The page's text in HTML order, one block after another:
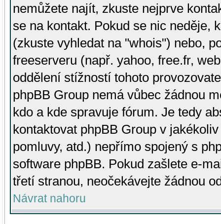
nemůžete najít, zkuste nejprve
se na kontakt. Pokud se nic neděje,
(zkuste vyhledat na "whois") nebo,
freeserveru (např. yahoo, free.fr,
oddělení stížností tohoto
phpBB Group nemá vůbec žádnou
kdo a kde spravuje fórum. Je tedy
kontaktovat phpBB Group v
pomluvy, atd.) nepřímo spojený s
software phpBB. Pokud zašlete e-
třetí stranou, neočekávejte žádnou
Návrat nahoru